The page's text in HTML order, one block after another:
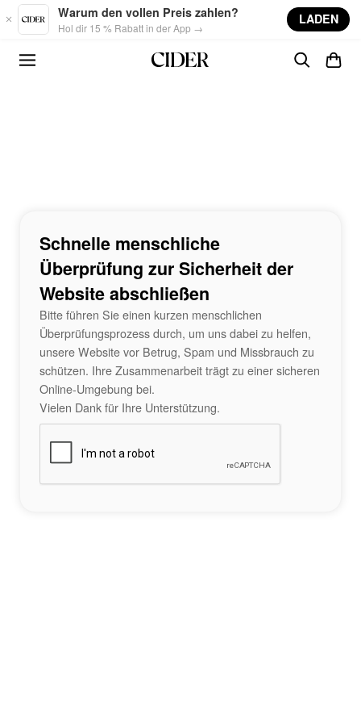
Skip to main content
Warum den vollen Preis zahlen?
Hol dir 15 % Rabatt in der App →
LADEN
Schnelle menschliche
Überprüfung zur Sicherheit der
Website abschließen
Bitte führen Sie einen kurzen menschlichen
Überprüfungsprozess durch, um uns dabei zu helfen,
unsere Website vor Betrug, Spam und Missbrauch zu
schützen. Ihre Zusammenarbeit trägt zu einer sicheren
Online-Umgebung bei.
Vielen Dank für Ihre Unterstützung.